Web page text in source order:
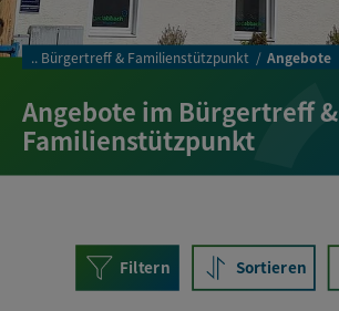
.. Bürgertreff & Familienstützpunkt Angebote
Angebote im Bürgertreff &
Familienstützpunkt
Filtern Sortieren